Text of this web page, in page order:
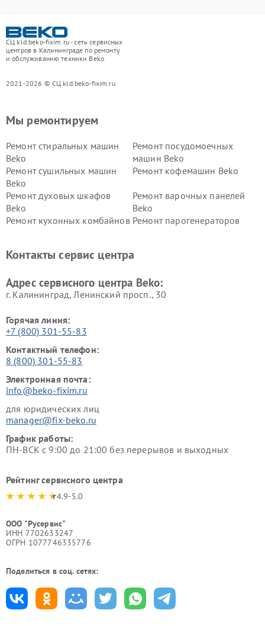
СЦ kld.beko-fixim.ru - сеть сервисных
центров в Калининграде по ремонту
и обслуживанию техники Beko
2021-2026 © СЦ kld.beko-fixim.ru
Мы ремонтируем
Ремонт стиральных машин
Beko
Ремонт посудомоечных
машин Beko
Ремонт сушильных машин
Beko
Ремонт кофемашин Beko
Ремонт духовых шкафов
Beko
Ремонт варочных панелей
Beko
Ремонт кухонных комбайнов Ремонт парогенераторов
Ремонт холодильников Beko Ремонт морозильных камер
Контакты сервис центра
Адрес сервисного центра Beko:
г. Калининград, Ленинский просп., 30
Горячая линия:
+7 (800) 301-55-83
Контактный телефон:
8 (800) 301-55-83
Электронная почта:
info@beko-fixim.ru
для юридических лиц
manager@fix-beko.ru
График работы:
ПН-ВСК с 9:00 до 21:00 без перерывов и выходных
Рейтинг сервисного центра
4.9-5.0
ООО "Русервис"
ИНН 7702633247
ОГРН 1077746335776
Поделиться в соц. сетях: